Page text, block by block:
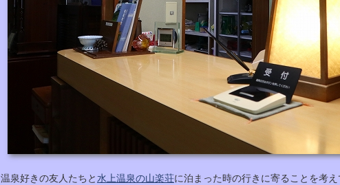
温泉好きの友人たちと 水上温泉の山楽荘に泊まった時の行きに寄ることを考